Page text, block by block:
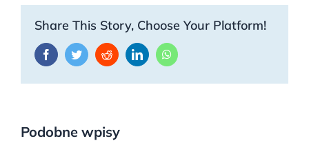
Share This Story, Choose Your Platform!
FacebookTwitterRedditLinkedInWhatsApp
Podobne wpisy